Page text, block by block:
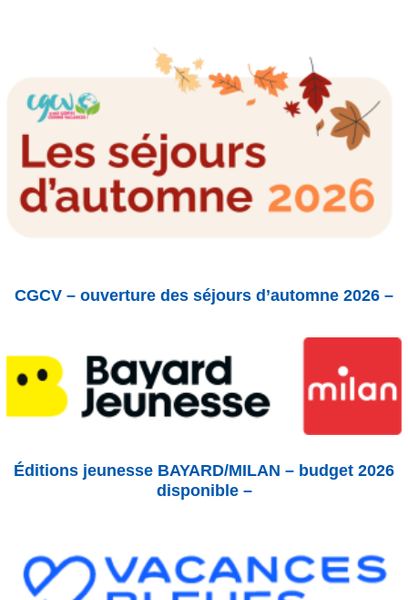
CGCV – ouverture des séjours d’automne 2026 –
Éditions jeunesse BAYARD/MILAN – budget 2026
disponible –